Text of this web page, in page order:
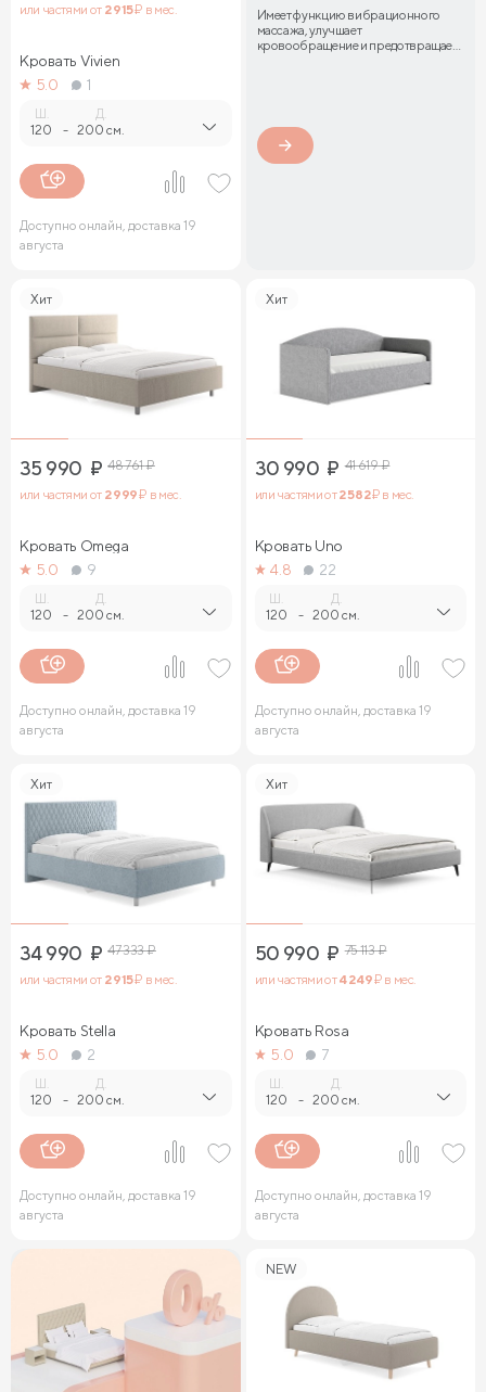
или частями от 2 915₽ в мес.
Кровать Vivien
5.0
1
120 -
Д.
200 см.
Доступно онлайн, доставка 19
августа
Имеет функцию вибрационного
массажа, улучшает
кровообращение и предотвращает
Хит
35 990 ₽ 48 761₽
или частями от 2 999₽ в мес.
Кровать Omega
5.0
9
120 -
Д.
200 см.
Доступно онлайн, доставка 19
августа
Хит
30 990 ₽ 41 619₽
или частями от2 582₽ в мес.
Кровать Uno
4.8
22
120 -
Д.
200 см.
Доступно онлайн, доставка 19
августа
Хит
34 990 ₽ 47 333₽
или частями от 2 915₽ в мес.
Кровать Stella
5.0
2
120 -
Д.
200 см.
Доступно онлайн, доставка 19
августа
Хит
50 990 ₽ 75 113₽
или частями от4 249₽ в мес.
Кровать Rosa
5.0
7
120 -
Д.
200 см.
Доступно онлайн, доставка 19
августа
NEW